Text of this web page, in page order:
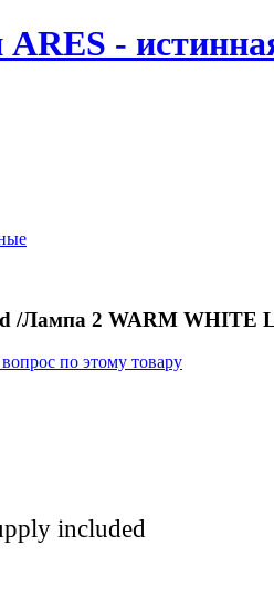
-
/Лампа 2 WARM WHITE
вопрос по этому товару
included